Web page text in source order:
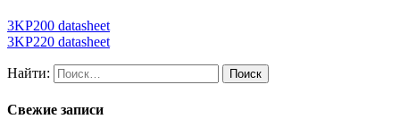
3KP200 datasheet
3KP220 datasheet
Найти:
Свежие записи